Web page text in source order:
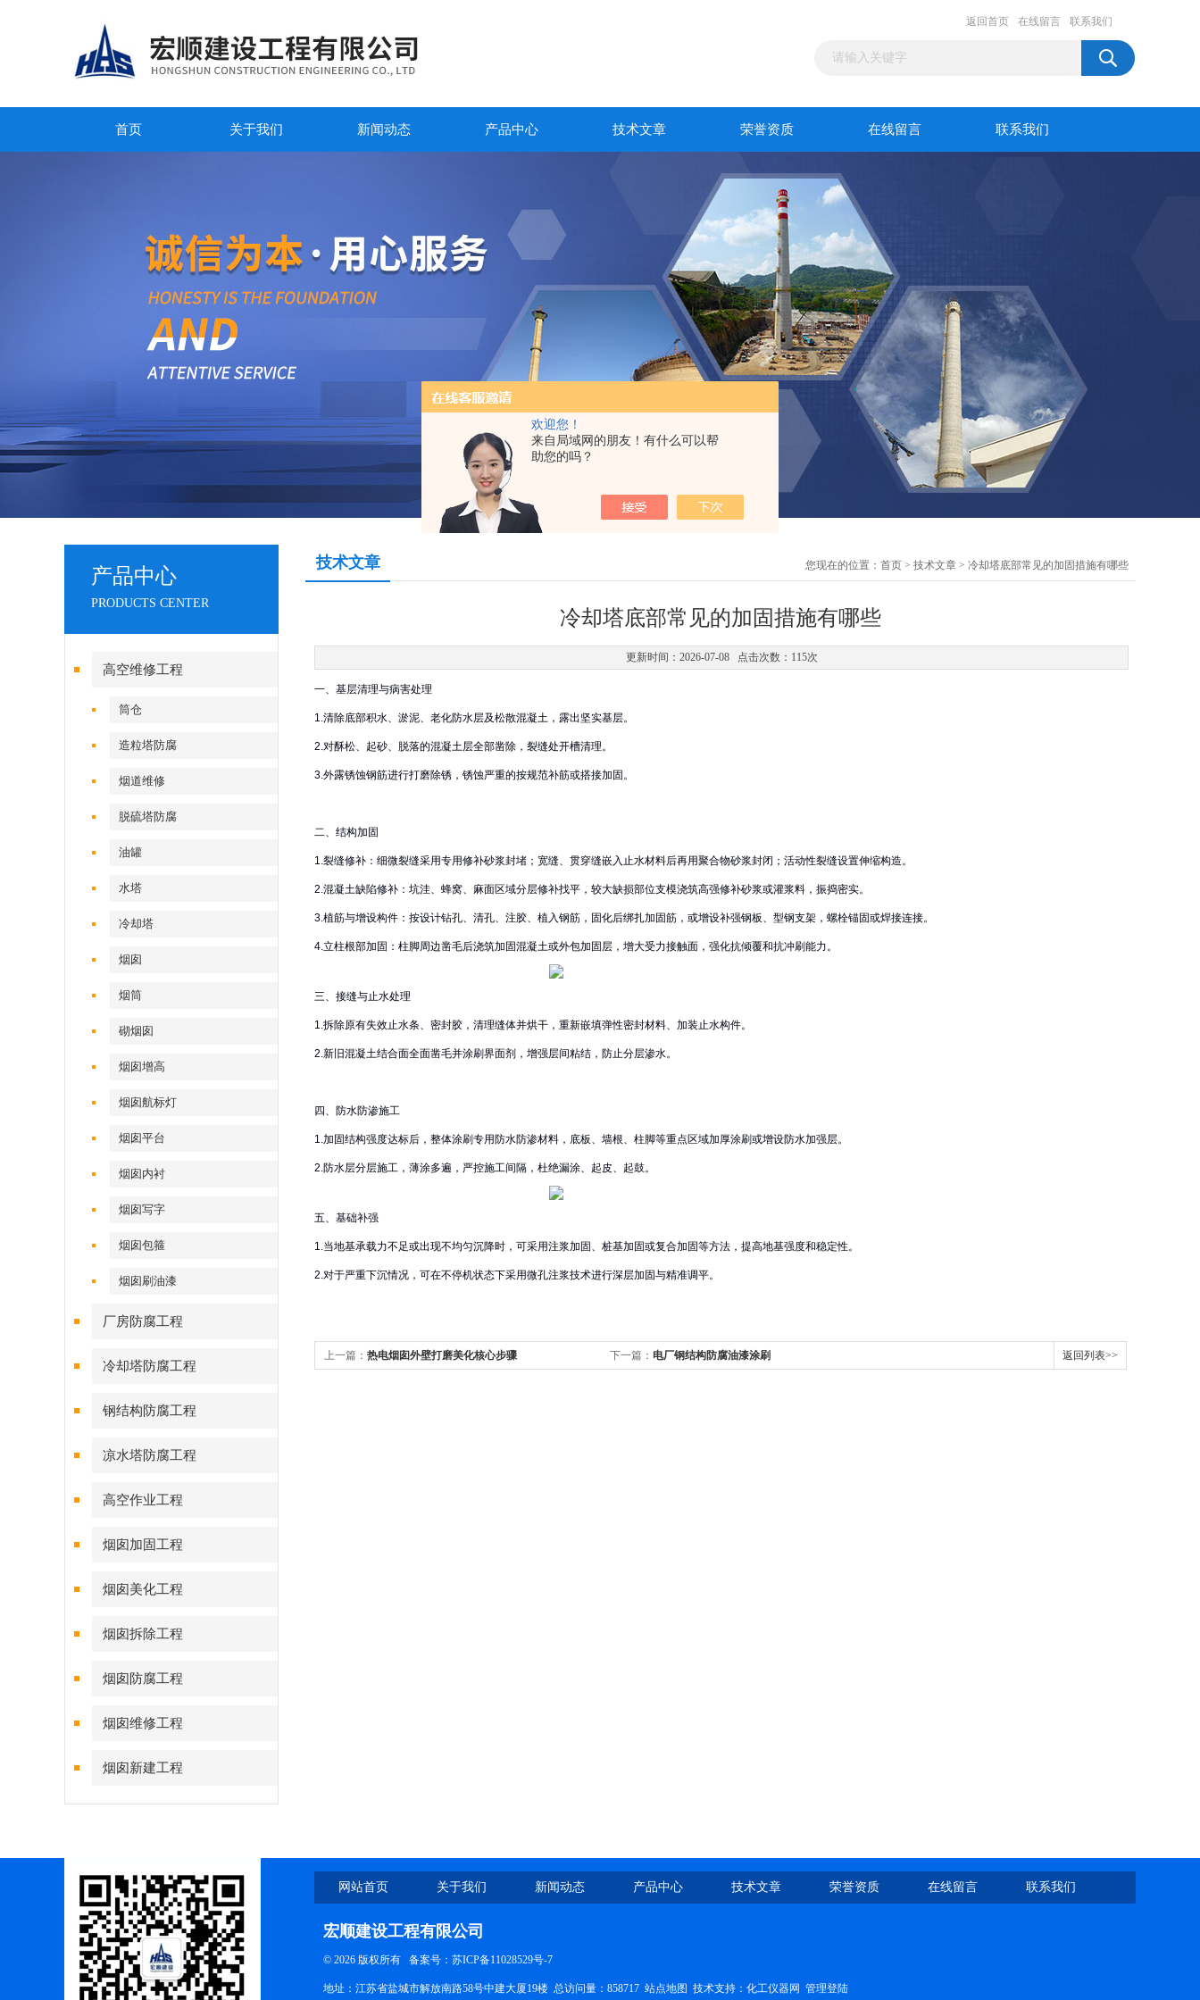
欢迎您！
来自局域网的朋友！有什么可以帮
助您的吗？
返回首页 在线留言 联系我们
首页 关于我们 新闻动态 产品中心 技术文章 荣誉资质 在线留言 联系我们
产品中心
PRODUCTS CENTER
高空维修工程
筒仓
造粒塔防腐
烟道维修
脱硫塔防腐
油罐
水塔
冷却塔
烟囱
烟筒
砌烟囱
烟囱增高
烟囱航标灯
烟囱平台
烟囱内衬
烟囱写字
烟囱包箍
烟囱刷油漆
厂房防腐工程
冷却塔防腐工程
钢结构防腐工程
凉水塔防腐工程
高空作业工程
烟囱加固工程
烟囱美化工程
烟囱拆除工程
烟囱防腐工程
烟囱维修工程
烟囱新建工程
技术文章 您现在的位置： 首页 > 技术文章 > 冷却塔底部常见的加固措施有哪些
冷却塔底部常见的加固措施有哪些
更新时间：2026-07-08 点击次数：115次
一、基层清理与病害处理‌
1.清除底部积水、淤泥、老化防水层及松散混凝土，露出坚实基层。
2.对酥松、起砂、脱落的混凝土层全部凿除，裂缝处开槽清理。
3.外露锈蚀钢筋进行打磨除锈，锈蚀严重的按规范补筋或搭接加固。
二、结构加固‌
1.裂缝修补‌：细微裂缝采用专用修补砂浆封堵；宽缝、贯穿缝嵌入止水材料后再用聚合物砂浆封闭；活动性裂缝设置伸缩构造。
2.混凝土缺陷修补‌：坑洼、蜂窝、麻面区域分层修补找平，较大缺损部位支模浇筑高强修补砂浆或灌浆料，振捣密实。
3.植筋与增设构件‌：按设计钻孔、清孔、注胶、植入钢筋，固化后绑扎加固筋，或增设补强钢板、型钢支架，螺栓锚固或焊接连接。
4.立柱根部加固‌：柱脚周边凿毛后浇筑加固混凝土或外包加固层，增大受力接触面，强化抗倾覆和抗冲刷能力。
三、接缝与止水处理‌
1.拆除原有失效止水条、密封胶，清理缝体并烘干，重新嵌填弹性密封材料、加装止水构件。
2.新旧混凝土结合面全面凿毛并涂刷界面剂，增强层间粘结，防止分层渗水。
四、防水防渗施工‌
1.加固结构强度达标后，整体涂刷专用防水防渗材料，底板、墙根、柱脚等重点区域加厚涂刷或增设防水加强层。
2.防水层分层施工，薄涂多遍，严控施工间隔，杜绝漏涂、起皮、起鼓。
五、基础补强
1.当地基承载力不足或出现不均匀沉降时，可采用注浆加固、桩基加固或复合加固等方法，提高地基强度和稳定性。
2.对于严重下沉情况，可在不停机状态下采用微孔注浆技术进行深层加固与精准调平。
上一篇： 热电烟囱外壁打磨美化核心步骤 下一篇： 电厂钢结构防腐油漆涂刷 返回列表>>
网站首页 关于我们 新闻动态 产品中心 技术文章 荣誉资质 在线留言 联系我们
宏顺建设工程有限公司
© 2026 版权所有 备案号：苏ICP备11028529号-7
地址：江苏省盐城市解放南路58号中建大厦19楼 总访问量：858717 站点地图 技术支持： 化工仪器网 管理登陆